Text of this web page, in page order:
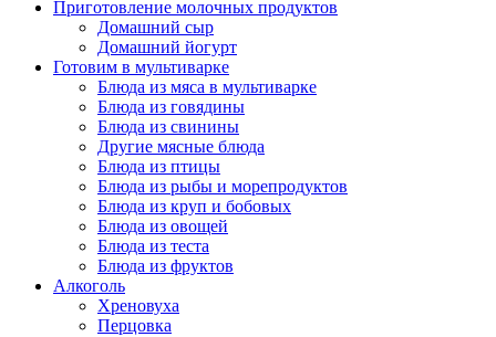
Приготовление молочных продуктов
Домашний сыр
Домашний йогурт
Готовим в мультиварке
Блюда из мяса в мультиварке
Блюда из говядины
Блюда из свинины
Другие мясные блюда
Блюда из птицы
Блюда из рыбы и морепродуктов
Блюда из круп и бобовых
Блюда из овощей
Блюда из теста
Блюда из фруктов
Алкоголь
Хреновуха
Перцовка